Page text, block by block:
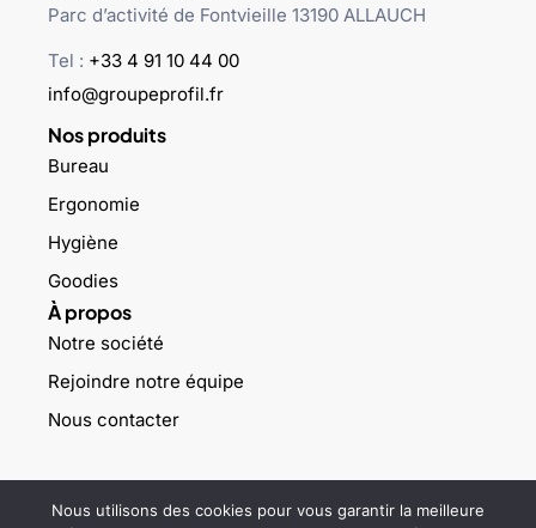
Parc d’activité de Fontvieille 13190 ALLAUCH
Tel : +33 4 91 10 44 00
info@groupeprofil.fr
Nos produits
Bureau
Ergonomie
Hygiène
Goodies
À propos
Notre société
Rejoindre notre équipe
Nous contacter
Politique de confidentialité
Nous utilisons des cookies pour vous garantir la meilleure